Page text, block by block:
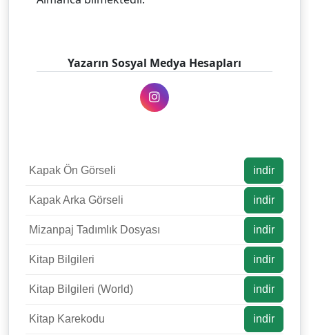
Yazarın Sosyal Medya Hesapları
Kapak Ön Görseli indir
Kapak Arka Görseli indir
Mizanpaj Tadımlık Dosyası indir
Kitap Bilgileri indir
Kitap Bilgileri (World) indir
Kitap Karekodu indir